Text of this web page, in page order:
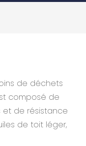
de déchets
composé de
et de résistance
de toit léger,